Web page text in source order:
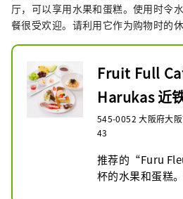
厅，可以享用水果和蛋糕。使用时令
餐很受欢迎。请利用它作为购物时的休
Fruit Full
Harukas 近
545-0052 大阪府大
43
推荐的“Furu
杯的水果和蛋糕。